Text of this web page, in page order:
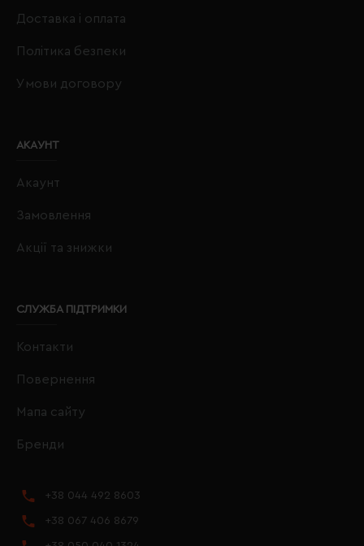
Доставка і оплата
Політика безпеки
Умови договору
АКАУНТ
Акаунт
Замовлення
Акції та знижки
СЛУЖБА ПІДТРИМКИ
Контакти
Повернення
Мапа сайту
Бренди
+38 044 492 8603
+38 067 406 8679